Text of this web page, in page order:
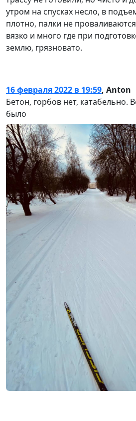
утром на спусках несло, в
плотно, палки не
вязко и много где при
землю, грязновато.
16 февраля 2022 в 19:59, Anton
Бетон, горбов нет, катабельно.
было